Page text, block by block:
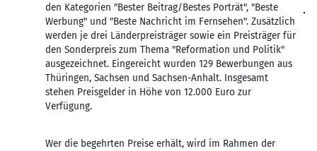
den Kategorien "Bester Beitrag/Bestes Porträt", "Beste
Werbung" und "Beste Nachricht im Fernsehen". Zusätzlich
werden je drei Länderpreisträger sowie ein Preisträger für
den Sonderpreis zum Thema "Reformation und Politik"
ausgezeichnet. Eingereicht wurden 129 Bewerbungen aus
Thüringen, Sachsen und Sachsen-Anhalt. Insgesamt
stehen Preisgelder in Höhe von 12.000 Euro zur
Verfügung.
Wer die begehrten Preise erhält, wird im Rahmen der